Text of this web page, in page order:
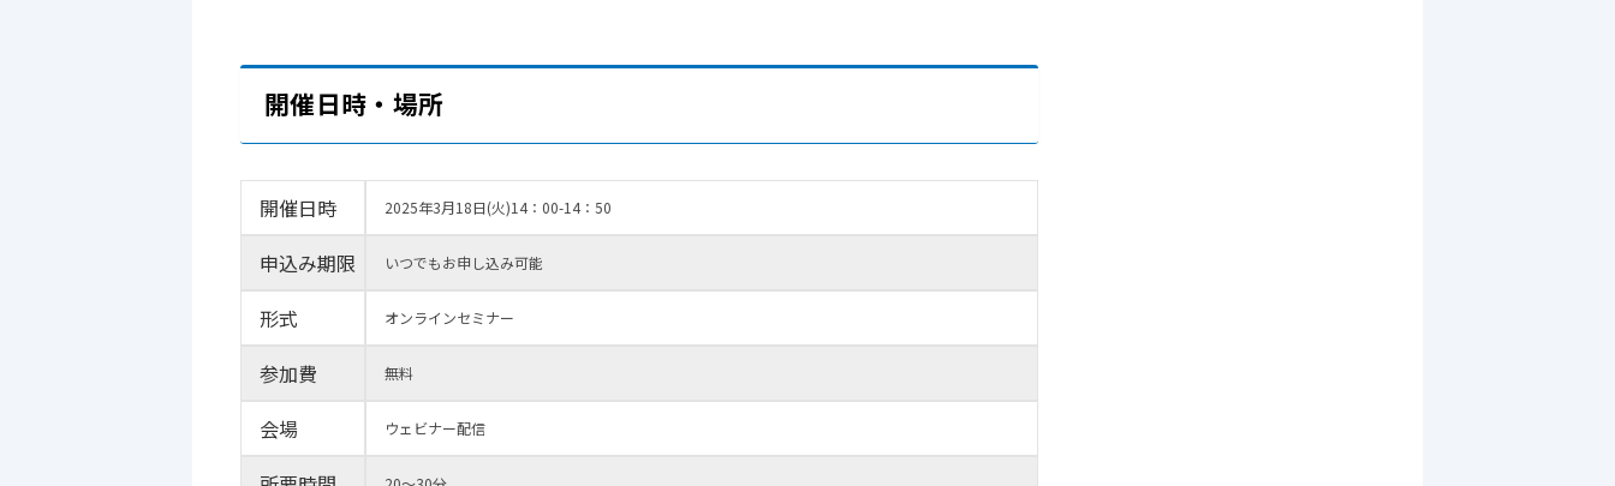
開催日時・場所
開催日時 2025年3月18日(火)14：00-14：50
申込み期限 いつでもお申し込み可能
形式 オンラインセミナー
参加費 無料
会場 ウェビナー配信